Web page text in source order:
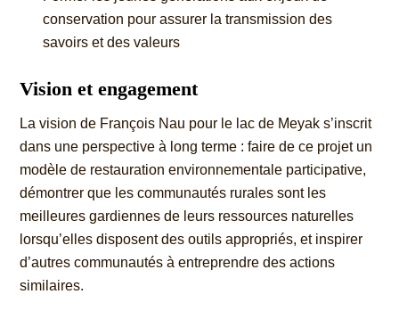
conservation pour assurer la transmission des
savoirs et des valeurs
Vision et engagement
La vision de François Nau pour le lac de Meyak s’inscrit
dans une perspective à long terme : faire de ce projet un
modèle de restauration environnementale participative,
démontrer que les communautés rurales sont les
meilleures gardiennes de leurs ressources naturelles
lorsqu’elles disposent des outils appropriés, et inspirer
d’autres communautés à entreprendre des actions
similaires.